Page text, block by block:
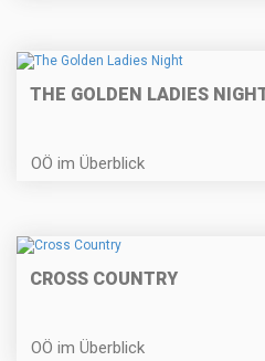
THE GOLDEN LADIES
OÖ im Überblick
CROSS COUNTRY
OÖ im Überblick